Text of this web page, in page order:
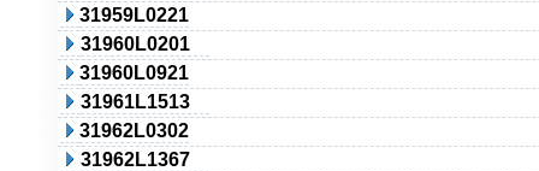
31959L0221
31960L0201
31960L0921
31961L1513
31962L0302
31962L1367